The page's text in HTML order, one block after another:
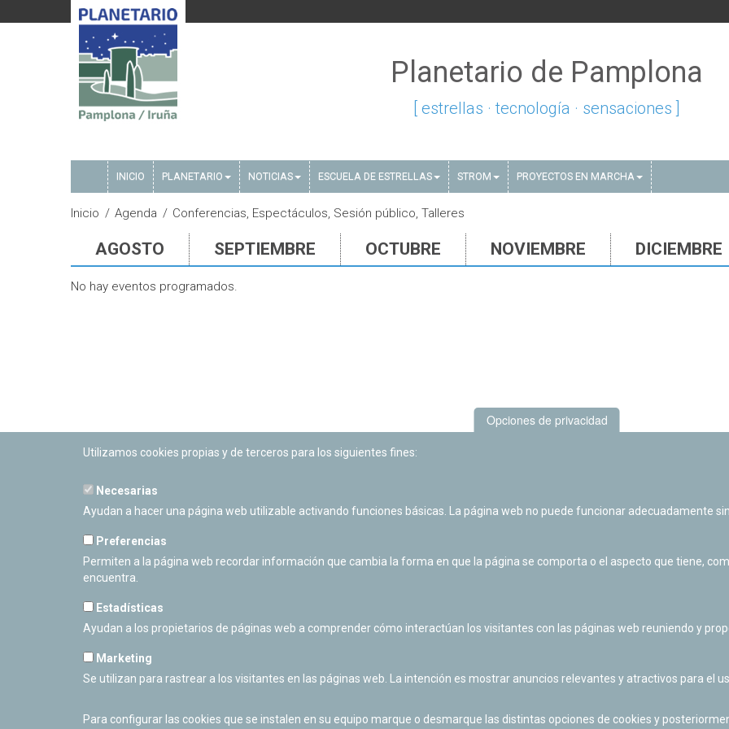
Planetario de Pamplona
[ estrellas · tecnología · sensaciones ]
INICIO PLANETARIO NOTICIAS ESCUELA DE ESTRELLAS STROM PROYECTOS EN MARCHA
Inicio Agenda Conferencias, Espectáculos, Sesión público, Talleres
AGOSTO SEPTIEMBRE OCTUBRE NOVIEMBRE DICIEMBRE
No hay eventos programados.
PLANETARIO DE PAMPLONA
Calle Sancho RamÃ­rez, s/n
Cerrado Temporalmente
Opciones de privacidad
Utilizamos cookies propias y de terceros para los siguientes fines:
Necesarias
Ayudan a hacer una página web utilizable activando funciones básicas. La página web no puede funcionar adecuadamente
Preferencias
Permiten a la página web recordar información que cambia la forma en que la página se comporta o el aspecto que tiene,
encuentra.
Estadísticas
Ayudan a los propietarios de páginas web a comprender cómo interactúan los visitantes con las páginas web reuniendo y
Marketing
Se utilizan para rastrear a los visitantes en las páginas web. La intención es mostrar anuncios relevantes y atractivos para el
Para configurar las cookies que se instalen en su equipo marque o desmarque las distintas opciones de cookies y